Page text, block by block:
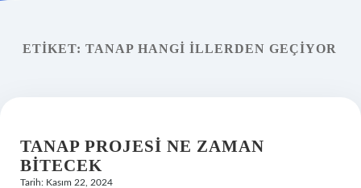
Yasal Uyarı
ETIKET: TANAP HANGI ILLERDEN GEÇIYOR
TANAP PROJESI NE ZAMAN
BITECEK
Tarih: Kasım 22, 2024